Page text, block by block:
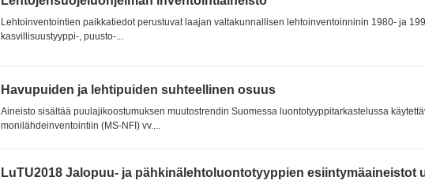
Lehtoinventointien paikkatiedot perustuvat laajan valtakunnallisen lehtoinventoinninin 1980- ja
kasvillisuustyyppi-, puusto-...
Havupuiden ja lehtipuiden suhteellinen osuus
Aineisto sisältää puulajikoostumuksen muutostrendin Suomessa luontotyyppitarkastelussa
monilähdeinventointiin (MS-NFI) vv....
LuTU2018 Jalopuu- ja pähkinälehtoluontotyyppien esiintymäaineistot